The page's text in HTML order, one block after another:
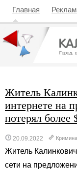
Главная
Житель
интернете на
потерял более
20.09.2022
Житель
сети на